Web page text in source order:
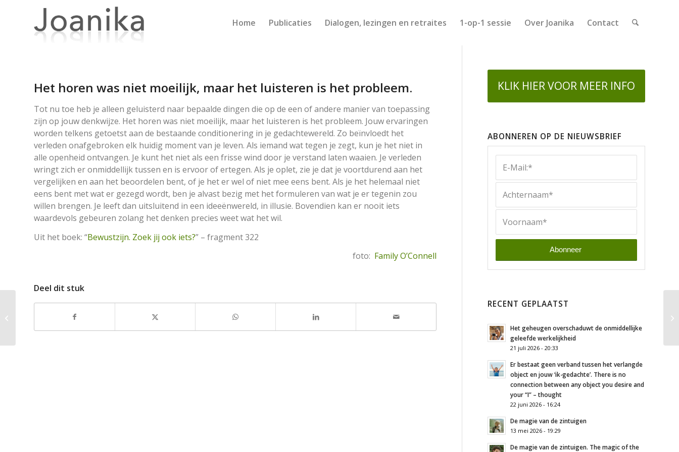
Home Publicaties Dialogen, lezingen en retraites 1-op-1 sessie Over Joanika Contact
Het horen was niet moeilijk, maar het luisteren is het probleem.
Tot nu toe heb je alleen geluisterd naar bepaalde dingen die op de een of andere manier van toepassing
zijn op jouw denkwijze. Het horen was niet moeilijk, maar het luisteren is het probleem. Jouw ervaringen
worden telkens getoetst aan de bestaande conditionering in je gedachtewereld. Zo beïnvloedt het
verleden onafgebroken elk huidig moment van je leven. Als iemand wat tegen je zegt, kun je het niet in
alle openheid ontvangen. Je kunt het niet als een frisse wind door je verstand laten waaien. Je verleden
wringt zich er onmiddellijk tussen en is ervoor of ertegen. Als je oplet, zie je dat je voortdurend aan het
vergelijken en aan het beoordelen bent, of je het er wel of niet mee eens bent. Als je het helemaal niet
eens bent met wat er gezegd wordt, ben je alvast bezig met het formuleren van wat je er tegenin zou
willen brengen. Je leeft dan uitsluitend in een ideeënwereld, in illusie. Bovendien kan er nooit iets
waardevols gebeuren zolang het denken precies weet wat het wil.
Uit het boek: “Bewustzijn. Zoek jij ook iets?” – fragment 322
foto: Family O’Connell
Deel dit stuk
KLIK HIER VOOR MEER INFO
ABONNEREN OP DE NIEUWSBRIEF
RECENT GEPLAATST
Het geheugen overschaduwt de onmiddellijke
geleefde werkelijkheid
21 juli 2026 - 20:33
Er bestaat geen verband tussen het verlangde
object en jouw ‘ik-gedachte’. There is no
connection between any object you desire and
your “I” – thought
22 juni 2026 - 16:24
De magie van de zintuigen
13 mei 2026 - 19:29
De magie van de zintuigen. The magic of the
Ik leed door mijn eigen